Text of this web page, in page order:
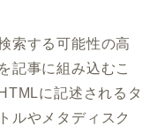
索する可能性の高
記事に組み込むこ
に記述されるタ
ルやメタディスク